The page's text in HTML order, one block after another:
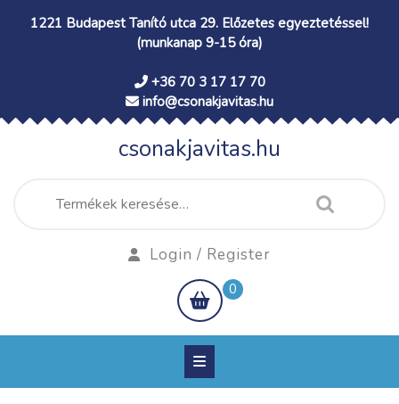
1221 Budapest Tanító utca 29. Előzetes egyeztetéssel!
(munkanap 9-15 óra)
+36 70 3 17 17 70
info@csonakjavitas.hu
csonakjavitas.hu
Keresés
a
Login / Register
shopping
cart
0